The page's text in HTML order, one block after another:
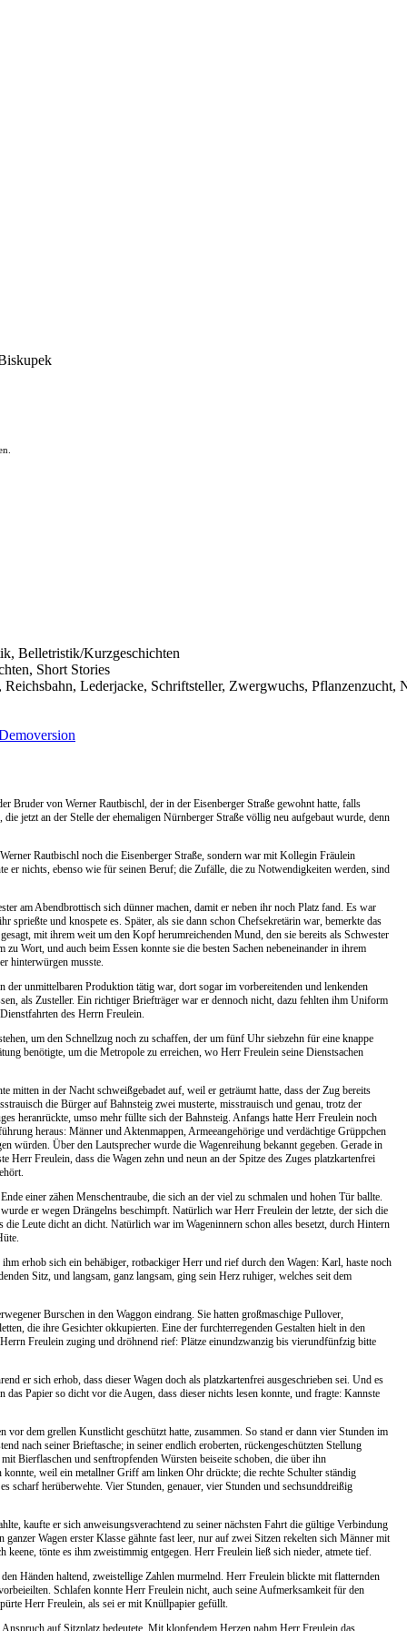
Belletristik/Kurzgeschichten
Short Stories
Lederjacke, Schriftsteller, Zwergwuchs, Pflanzenzucht,
Bruder von Werner Rautbischl, der in der Eisenberger Straße gewohnt hatte, falls
jetzt an der Stelle der ehemaligen Nürnberger Straße völlig neu aufgebaut wurde, denn
Rautbischl noch die Eisenberger Straße, sondern war mit Kollegin Fräulein
er nichts, ebenso wie für seinen Beruf; die Zufälle, die zu Notwendigkeiten werden, sind
am Abendbrottisch sich dünner machen, damit er neben ihr noch Platz fand. Es war
sprießte und knospete es. Später, als sie dann schon Chefsekretärin war, bemerkte das
mit ihrem weit um den Kopf herumreichenden Mund, den sie bereits als Schwester
Wort, und auch beim Essen konnte sie die besten Sachen nebeneinander in ihrem
hinterwürgen musste.
unmittelbaren Produktion tätig war, dort sogar im vorbereitenden und lenkenden
als Zusteller. Ein richtiger Briefträger war er dennoch nicht, dazu fehlten ihm Uniform
des Herrn Freulein.
um den Schnellzug noch zu schaffen, der um fünf Uhr siebzehn für eine knappe
benötigte, um die Metropole zu erreichen, wo Herr Freulein seine Dienstsachen
in der Nacht schweißgebadet auf, weil er geträumt hatte, dass der Zug bereits
die Bürger auf Bahnsteig zwei musterte, misstrauisch und genau, trotz der
heranrückte, umso mehr füllte sich der Bahnsteig. Anfangs hatte Herr Freulein noch
heraus: Männer und Aktenmappen, Armeeangehörige und verdächtige Grüppchen
würden. Über den Lautsprecher wurde die Wagenreihung bekannt gegeben. Gerade in
Freulein, dass die Wagen zehn und neun an der Spitze des Zuges platzkartenfrei
einer zähen Menschentraube, die sich an der viel zu schmalen und hohen Tür ballte.
er wegen Drängelns beschimpft. Natürlich war Herr Freulein der letzte, der sich die
Leute dicht an dicht. Natürlich war im Wageninnern schon alles besetzt, durch Hintern
erhob sich ein behäbiger, rotbackiger Herr und rief durch den Wagen: Karl, haste noch
Sitz, und langsam, ganz langsam, ging sein Herz ruhiger, welches seit dem
Burschen in den Waggon eindrang. Sie hatten großmaschige Pullover,
die ihre Gesichter okkupierten. Eine der furchterregenden Gestalten hielt in den
Freulein zuging und dröhnend rief: Plätze einundzwanzig bis vierundfünfzig bitte
er sich erhob, dass dieser Wagen doch als platzkartenfrei ausgeschrieben sei. Und es
Papier so dicht vor die Augen, dass dieser nichts lesen konnte, und fragte: Kannste
dem grellen Kunstlicht geschützt hatte, zusammen. So stand er dann vier Stunden im
nach seiner Brieftasche; in seiner endlich eroberten, rückengeschützten Stellung
Bierflaschen und senftropfenden Würsten beiseite schoben, die über ihn
weil ein metallner Griff am linken Ohr drückte; die rechte Schulter ständig
scharf herüberwehte. Vier Stunden, genauer, vier Stunden und sechsunddreißig
kaufte er sich anweisungsverachtend zu seiner nächsten Fahrt die gültige Verbindung
Wagen erster Klasse gähnte fast leer, nur auf zwei Sitzen rekelten sich Männer mit
tönte es ihm zweistimmig entgegen. Herr Freulein ließ sich nieder, atmete tief.
Händen haltend, zweistellige Zahlen murmelnd. Herr Freulein blickte mit flatternden
Schlafen konnte Herr Freulein nicht, auch seine Aufmerksamkeit für den
Herr Freulein, als sei er mit Knüllpapier gefüllt.
auf Sitzplatz bedeutete. Mit klopfendem Herzen nahm Herr Freulein das